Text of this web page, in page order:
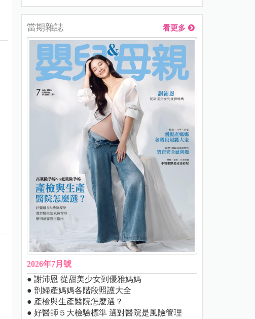
當期雜誌 看更多
2026年7月號
● 謝沛恩 從甜美少女到優雅媽媽
● 剖婦產媽媽各階段照護大全
● 產檢與生產醫院怎麼選？
● 好醫師５大檢驗標準 選對醫院是風險管理